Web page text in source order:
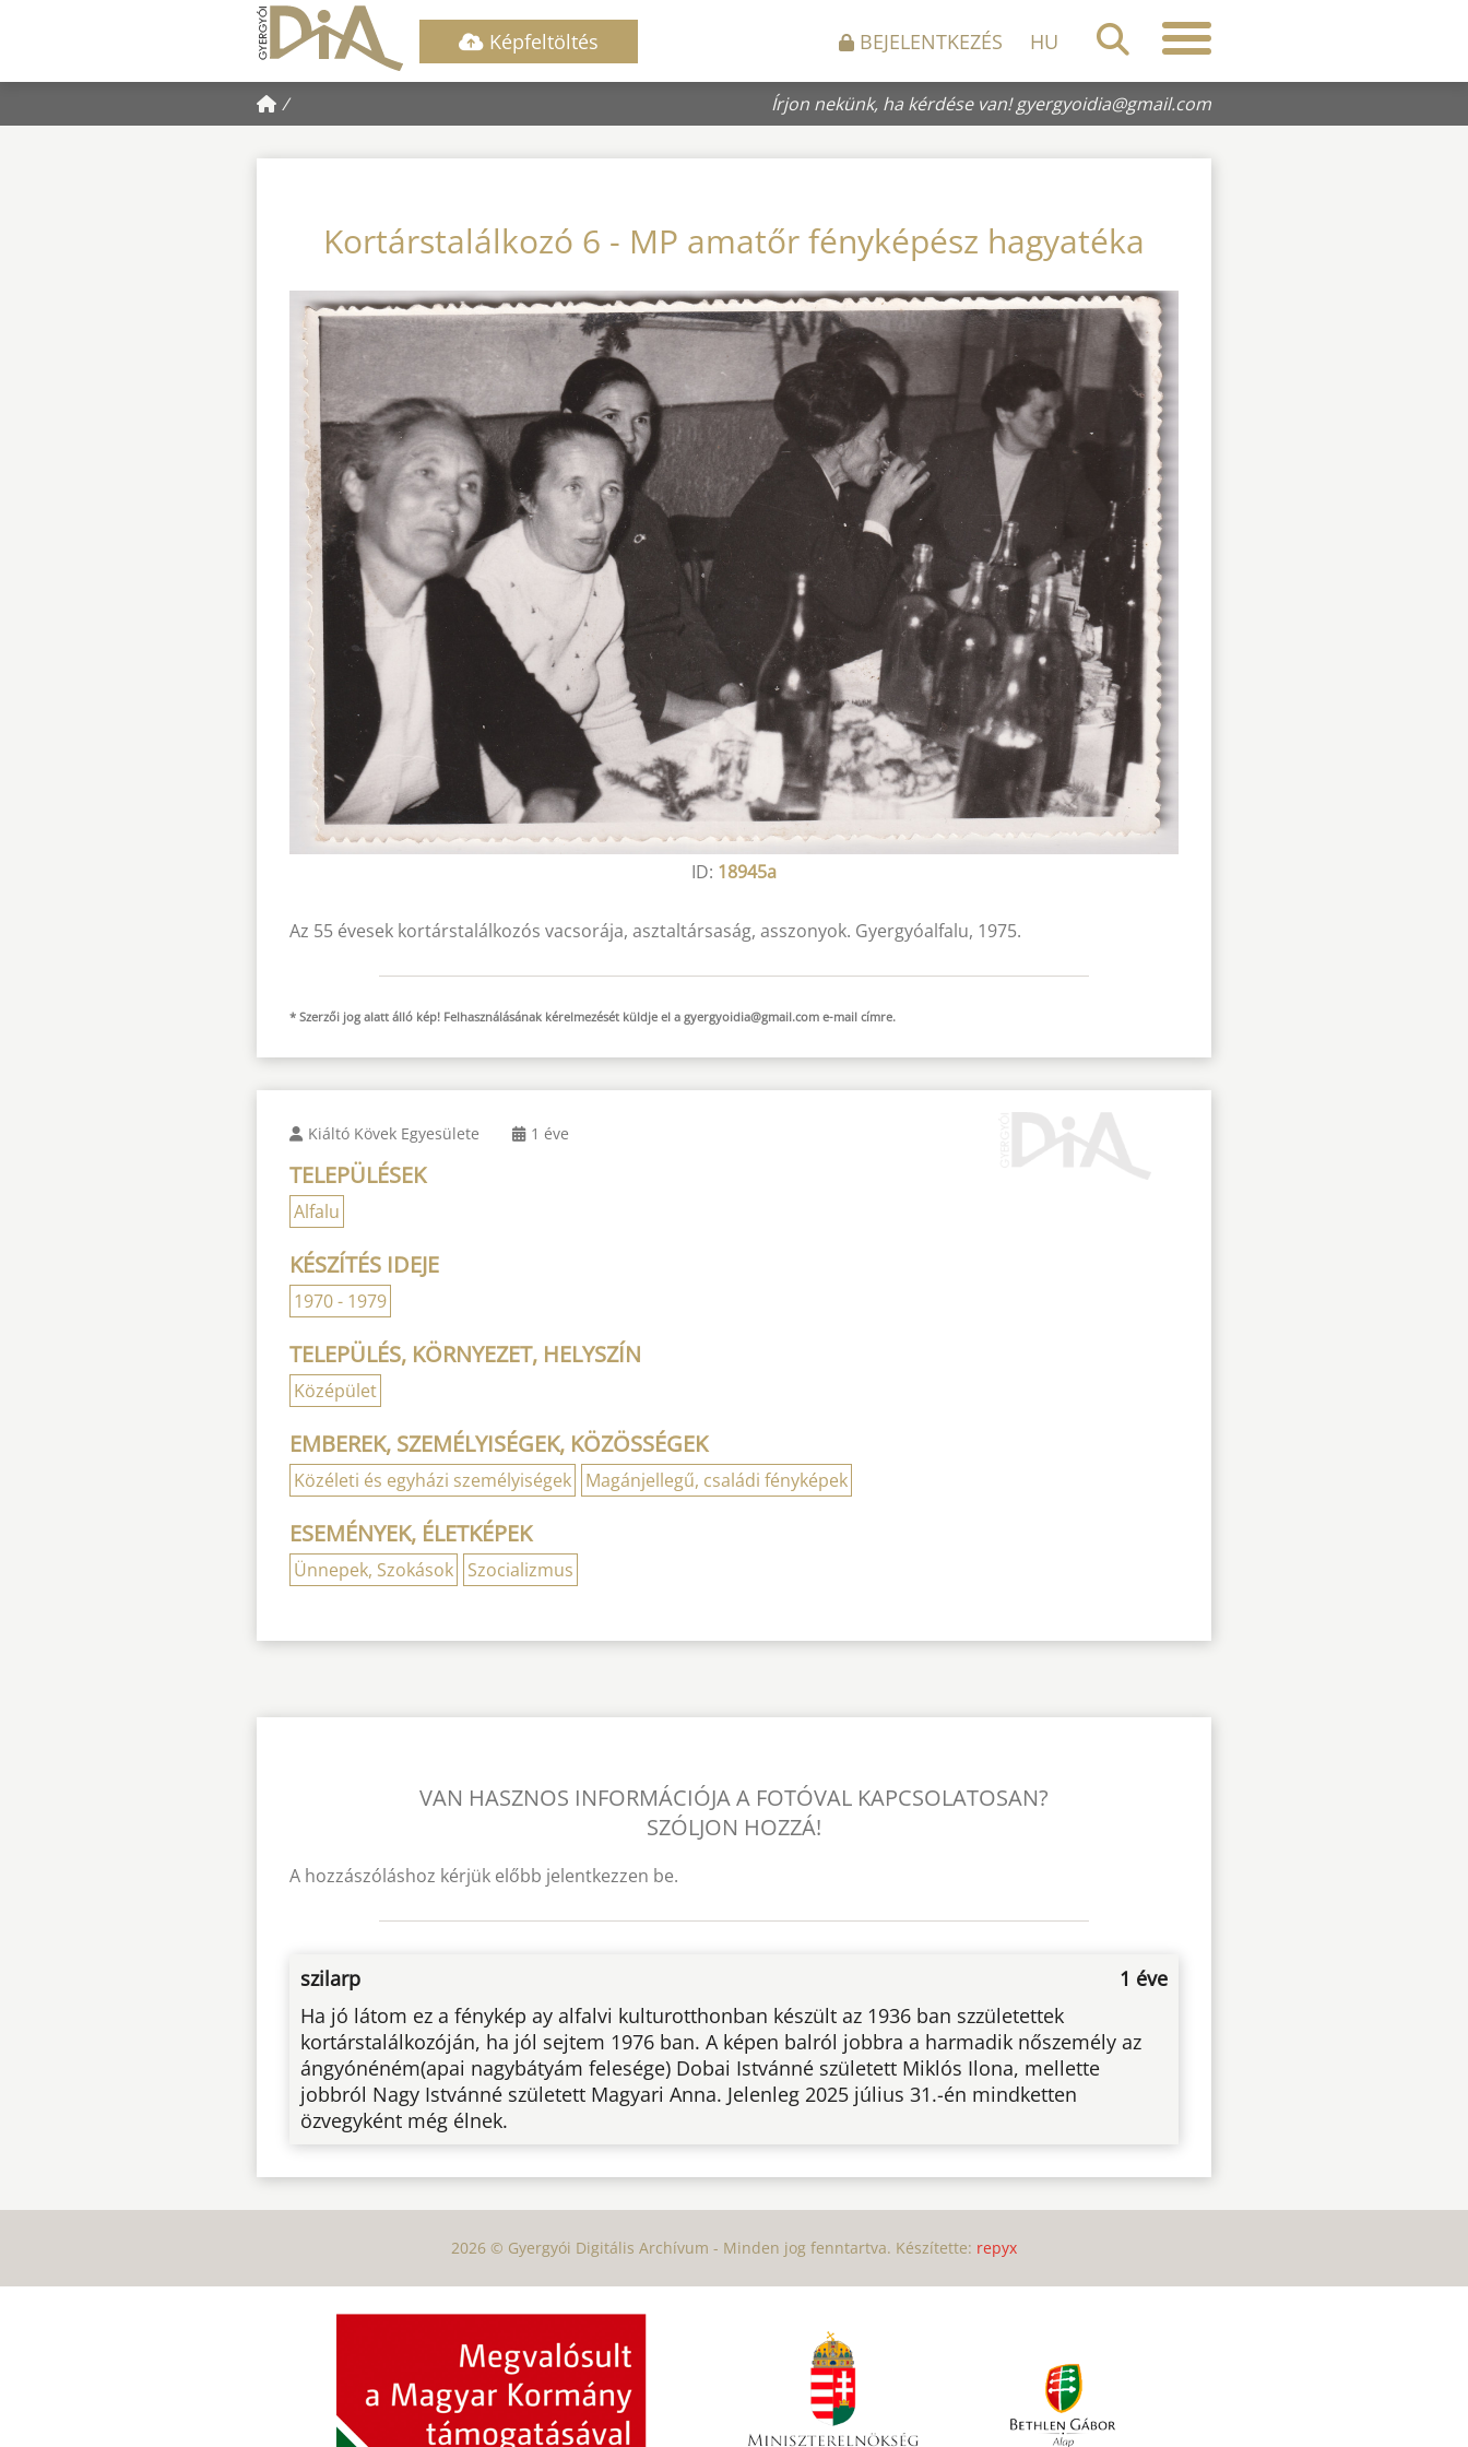
Képfeltöltés BEJELENTKEZÉS HU
/ Írjon nekünk, ha kérdése van!gyergyoidia@gmail.com
Kortárstalálkozó 6 - MP amatőr fényképész hagyatéka
ID: 18945a
Az 55 évesek kortárstalálkozós vacsorája, asztaltársaság, asszonyok. Gyergyóalfalu, 1975.
* Szerzői jog alatt álló kép! Felhasználásának kérelmezését küldje el agyergyoidia@gmail.com e-mailcímre.
Kiáltó Kövek Egyesülete 1 éve
TELEPÜLÉSEK
Alfalu
KÉSZÍTÉS IDEJE
1970 - 1979
TELEPÜLÉS, KÖRNYEZET, HELYSZÍN
Középület
EMBEREK, SZEMÉLYISÉGEK, KÖZÖSSÉGEK
Közéleti és egyházi személyiségek Magánjellegű, családi fényképek
ESEMÉNYEK, ÉLETKÉPEK
Ünnepek, Szokások Szocializmus
VAN HASZNOS INFORMÁCIÓJA A FOTÓVAL KAPCSOLATOSAN?
SZÓLJON HOZZÁ!
A hozzászóláshoz kérjük előbb jelentkezzen be.
szilarp
1 éve
Ha jó látom ez a fénykép ay alfalvi kulturotthonban készült az 1936 ban szzületettek
kortárstalálkozóján, ha jól sejtem 1976 ban. A képen balról jobbra a harmadik nőszemély az
ángyónéném(apai nagybátyám felesége) Dobai Istvánné született Miklós Ilona, mellette
jobbról Nagy Istvánné született Magyari Anna. Jelenleg 2025 július 31.-én mindketten
özvegyként még élnek.
2026 © Gyergyói Digitális Archívum - Minden jog fenntartva. Készítette: repyx